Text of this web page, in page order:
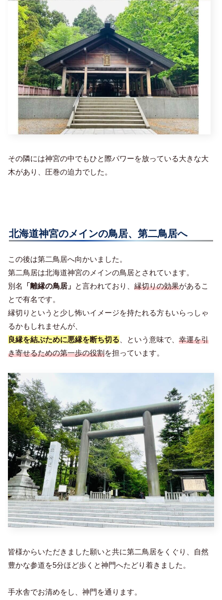
その隣には神宮の中でもひと際パワーを放っている大きな大
木があり、圧巻の迫力でした。
北海道神宮のメインの鳥居、第二鳥居へ
この後は第二鳥居へ向かいました。
第二鳥居は北海道神宮のメインの鳥居とされています。
別名
「離縁の鳥居」 と言われており、 縁切りの効果があるこ
とで有名です。
縁切りというと少し怖いイメージを持たれる方もいらっしゃ
るかもしれませんが、
良縁を結ぶために悪縁を断ち切る 、という意味で、 幸運を引
き寄せるための第一歩の役割を担っています。
皆様からいただきました願いと共に第二鳥居をくぐり、自然
豊かな参道を5分ほど歩くと神門へたどり着きました。
手水舎でお清めをし、神門を通ります。